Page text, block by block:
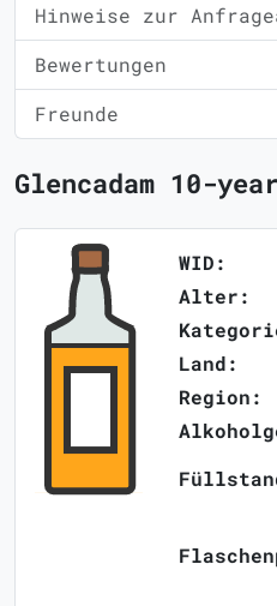
Hinweise zur
Bewertungen
Freunde
Glencadam 10-
WID:
Alter:
Land:
Region: